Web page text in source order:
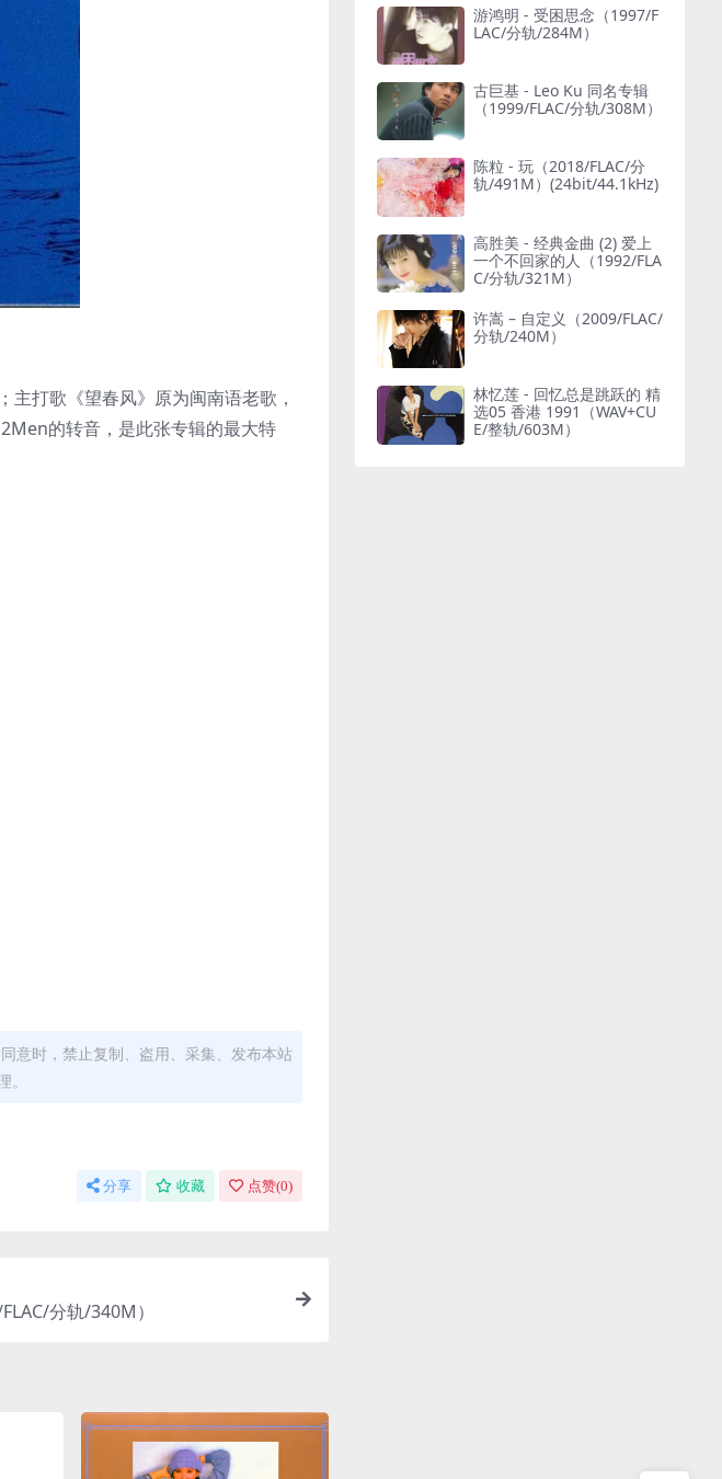
打歌《望春风》原为闽南语老歌，
的转音，是此张专辑的最大特
意时，禁止复制、盗用、采集、发布本站
分享 收藏 点赞(0)
分轨/340M）
游鸿明 - 受困思念（1997/F
LAC/分轨/284M）
古巨基 - Leo Ku 同名专辑
（1999/FLAC/分轨/308M）
陈粒 - 玩（2018/FLAC/分
轨/491M）(24bit/44.1kHz)
高胜美 - 经典金曲 (2) 爱上
一个不回家的人（1992/FLA
C/分轨/321M）
许嵩 – 自定义（2009/FLAC/
分轨/240M）
林忆莲 - 回忆总是跳跃的 精
选05 香港 1991（WAV+CU
E/整轨/603M）